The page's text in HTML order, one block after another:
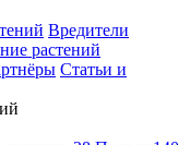
Вредители
растений
Статьи и